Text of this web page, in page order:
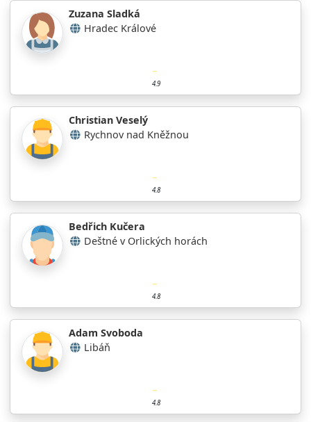
Zuzana Sladká
Hradec Králové
4.9
Christian Veselý
Rychnov nad Kněžnou
4.8
Bedřich Kučera
Deštné v Orlických horách
4.8
Adam Svoboda
Libáň
4.8